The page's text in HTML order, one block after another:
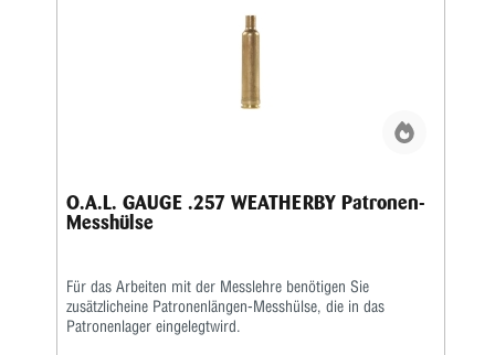
O.A.L. GAUGE .257 WEATHERBY Patronen-
Messhülse
Für das Arbeiten mit der Messlehre benötigen Sie
zusätzlicheine Patronenlängen-Messhülse, die in das
Patronenlager eingelegtwird.